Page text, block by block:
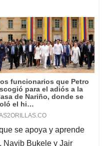
se apoya y aprende
Nayib Bukele y Jair